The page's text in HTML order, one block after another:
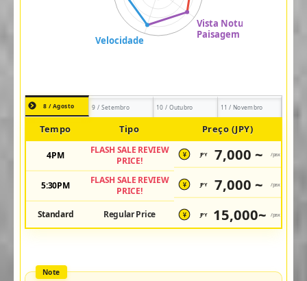
8 / Agosto 9 / Setembro 10 / Outubro 11 / Novembro
Tempo Tipo Preço (JPY)
4PM
FLASH SALE REVIEW
PRICE!
¥ JPY 7,000 ~ /pax
5:30PM
FLASH SALE REVIEW
PRICE!
¥ JPY 7,000 ~ /pax
Standard Regular Price ¥ JPY 15,000~ /pax